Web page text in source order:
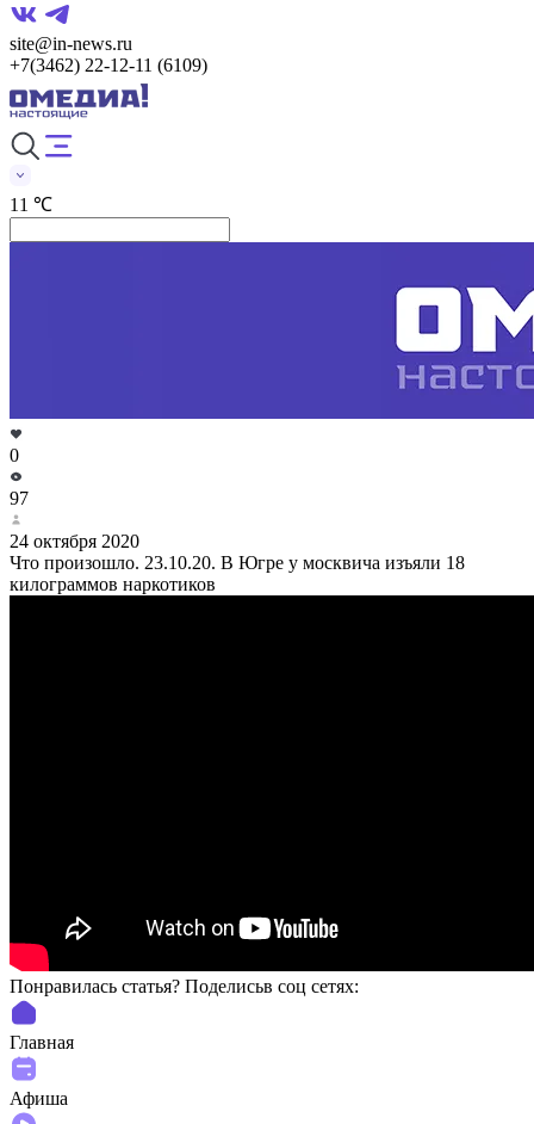
site@in-news.ru
+7(3462) 22-12-11 (6109)
11 ℃
0
97
24 октября 2020
Что произошло. 23.10.20. В Югре у москвича изъяли 18
килограммов наркотиков
Понравилась статья? Поделиcьв соц сетях:
Главная
Афиша